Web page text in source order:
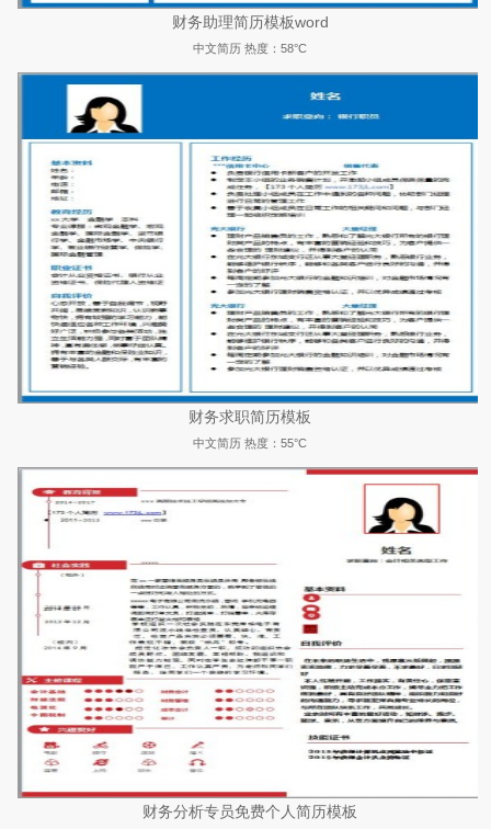
财务助理简历模板word
中文简历 热度：58°C
财务求职简历模板
中文简历 热度：55°C
财务分析专员免费个人简历模板